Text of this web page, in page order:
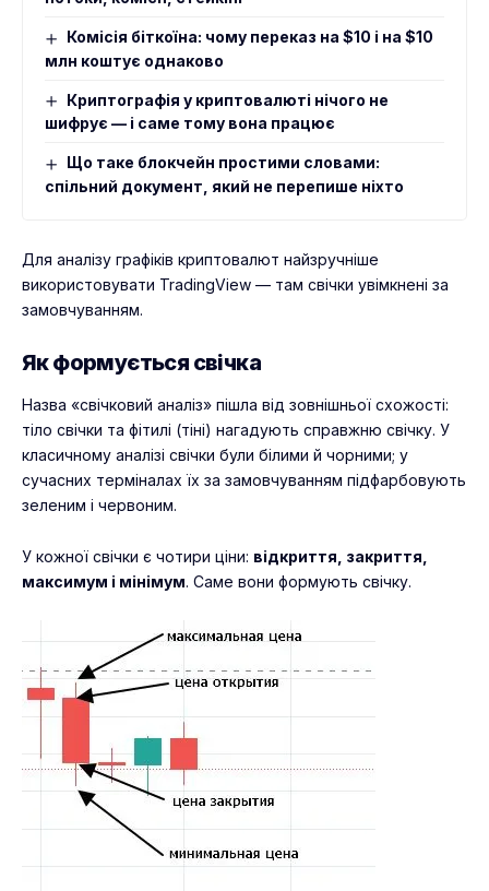
Комісія біткоїна: чому переказ на $10 і на $10
млн коштує однаково
Криптографія у криптовалюті нічого не
шифрує — і саме тому вона працює
Що таке блокчейн простими словами:
спільний документ, який не перепише ніхто
Для аналізу графіків криптовалют найзручніше
використовувати TradingView — там свічки увімкнені за
замовчуванням.
Як формується свічка
Назва «свічковий аналіз» пішла від зовнішньої схожості:
тіло свічки та фітилі (тіні) нагадують справжню свічку. У
класичному аналізі свічки були білими й чорними; у
сучасних терміналах їх за замовчуванням підфарбовують
зеленим і червоним.
У кожної свічки є чотири ціни: відкриття, закриття,
максимум і мінімум. Саме вони формують свічку.